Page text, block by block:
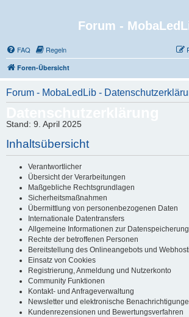
Forum -
FAQ Regeln
Foren-Übersicht
Forum - MobaLedLib -
Stand: 9. April 2025
Inhaltsübersicht
Verantwortlicher
Übersicht der Verarbeitungen
Maßgebliche Rechtsgrundlagen
Sicherheitsmaßnahmen
Übermittlung von personenbezogenen Daten
Internationale Datentransfers
Allgemeine Informationen zur
Rechte der betroffenen Personen
Bereitstellung des Onlineangebots und
Einsatz von Cookies
Registrierung, Anmeldung und Nutzerkonto
Community Funktionen
Kontakt- und Anfrageverwaltung
Newsletter und elektronische
Kundenrezensionen und Bewertungsverfahren